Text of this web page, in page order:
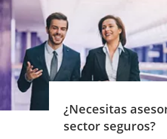
¿Necesitas
sector seguros?